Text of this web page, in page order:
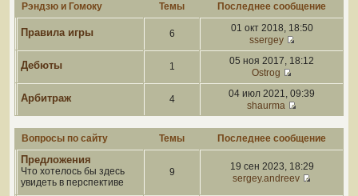
Рэндзю и Гомоку Темы Последнее сообщение
Правила игры 6
01 окт 2018, 18:50
ssergey
Дебюты 1
05 ноя 2017, 18:12
Ostrog
Арбитраж 4
04 июл 2021, 09:39
shaurma
Вопросы по сайту Темы Последнее сообщение
Предложения
Что хотелось бы здесь
увидеть в перспективе
9
19 сен 2023, 18:29
sergey.andreev